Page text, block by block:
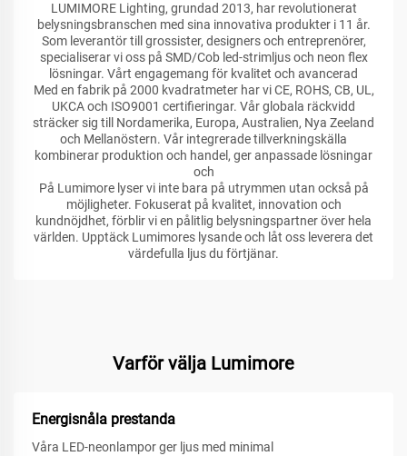
LUMIMORE Lighting, grundad 2013, har revolutionerat
belysningsbranschen med sina innovativa produkter i 11 år.
Som leverantör till grossister, designers och entreprenörer,
specialiserar vi oss på SMD/Cob led-strimljus och neon flex
lösningar. Vårt engagemang för kvalitet och avancerad
Med en fabrik på 2000 kvadratmeter har vi CE, ROHS, CB, UL,
UKCA och ISO9001 certifieringar. Vår globala räckvidd
sträcker sig till Nordamerika, Europa, Australien, Nya Zeeland
och Mellanöstern. Vår integrerade tillverkningskälla
kombinerar produktion och handel, ger anpassade lösningar
och
På Lumimore lyser vi inte bara på utrymmen utan också på
möjligheter. Fokuserat på kvalitet, innovation och
kundnöjdhet, förblir vi en pålitlig belysningspartner över hela
världen. Upptäck Lumimores lysande och låt oss leverera det
värdefulla ljus du förtjänar.
Varför välja Lumimore
Energisnåla prestanda
Våra LED-neonlampor ger ljus med minimal